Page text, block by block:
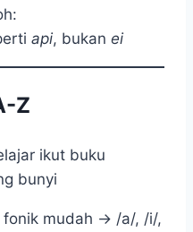
api, bukan ei
Z
ikut buku
bunyi
fonik mudah → /a/, /i/,